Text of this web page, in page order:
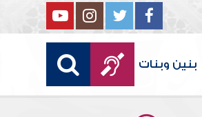
بنين وبنات